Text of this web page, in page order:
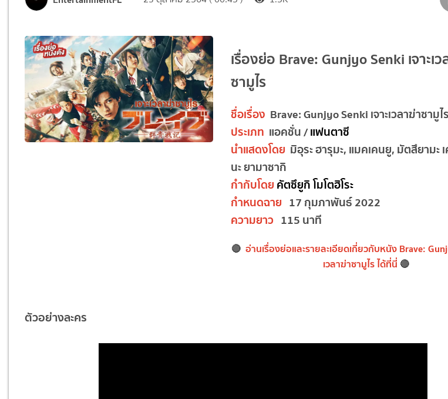
เรื่องย่อ Brave: Gunjyo Senki เจาะเ
ซามูไร
ชื่อเรื่อง Brave: Gunjyo Senki เจาะเวลาฆ่าซามูไร
ประเภท แอคชั่น /แฟนตาซี
นำแสดงโดย มิอุระ ฮารุมะ, แมคเคนยู, มัตสึยามะ
นะ ยามาซากิ
กำกับโดย คัตซึยูกิ โมโตฮิโระ
กำหนดฉาย 17 กุมภาพันธ์ 2022
ความยาว 115 นาที
🔴 อ่านเรื่องย่อและรายละเอียดเกี่ยวกับหนัง Brave:
เวลาฆ่าซามูไรได้ที่นี่ 🔴
ตัวอย่างละคร